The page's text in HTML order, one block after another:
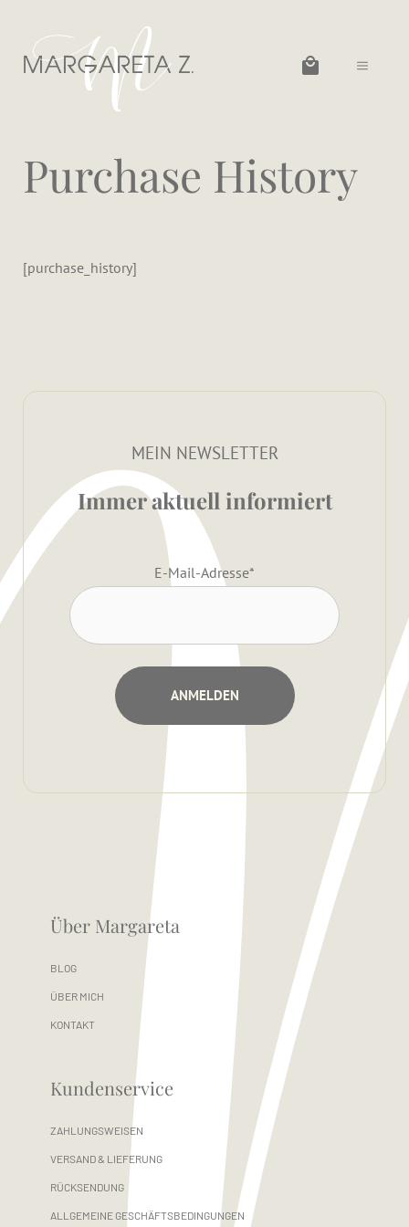
Inhalt
springen
MENÜ
Purchase History
[purchase_history]
MEIN NEWSLETTER
Immer aktuell informiert
E-Mail-Adresse*
Über Margareta
BLOG
ÜBER MICH
KONTAKT
Kundenservice
ZAHLUNGSWEISEN
VERSAND & LIEFERUNG
RÜCKSENDUNG
ALLGEMEINE GESCHÄFTSBEDINGUNGEN